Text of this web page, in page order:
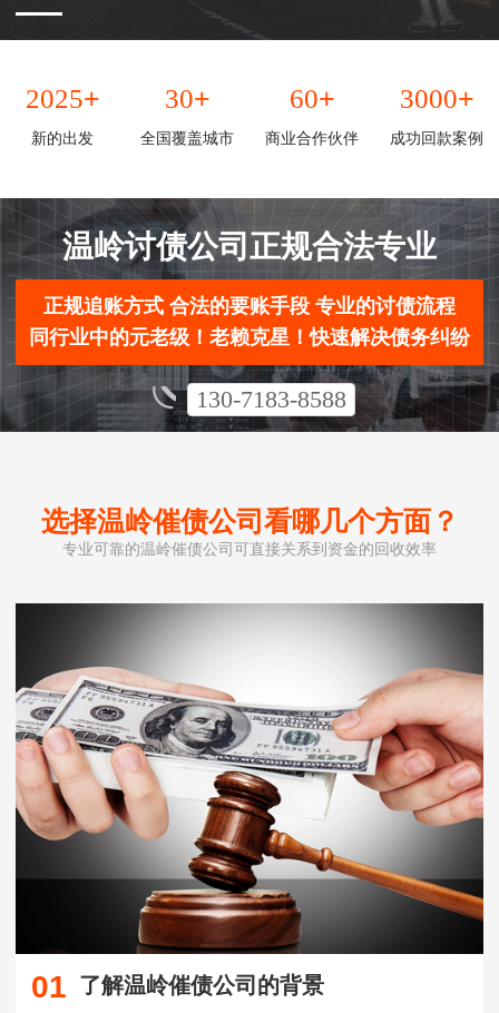
2025+
新的出发
30+
全国覆盖城市
60+
商业合作伙伴
3000+
成功回款案例
温岭讨债公司正规合法专业
正规追账方式 合法的要账手段 专业的讨债流程
同行业中的元老级！老赖克星！快速解决债务纠纷
130-7183-8588
选择温岭催债公司看哪几个方面？
专业可靠的温岭催债公司可直接关系到资金的回收效率
01 了解温岭催债公司的背景